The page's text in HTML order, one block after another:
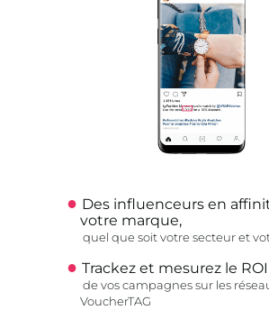
Des influenceurs en
votre marque,
quel que soit votre secteur et
Trackez et mesurez le ROI
de vos campagnes sur les
VoucherTAG